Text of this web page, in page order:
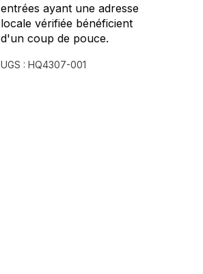
entrées ayant une adresse
locale vérifiée bénéficient
d'un coup de pouce.
UGS : HQ4307-001